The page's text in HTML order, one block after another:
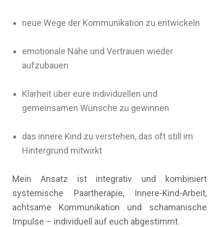
neue Wege der Kommunikation zu entwickeln
emotionale Nähe und Vertrauen wieder
aufzubauen
Klarheit über eure individuellen und
gemeinsamen Wünsche zu gewinnen
das innere Kind zu verstehen, das oft still im
Hintergrund mitwirkt
Mein Ansatz ist integrativ und kombiniert
systemische Paartherapie, Innere-Kind-Arbeit,
achtsame Kommunikation und schamanische
Impulse – individuell auf euch abgestimmt.